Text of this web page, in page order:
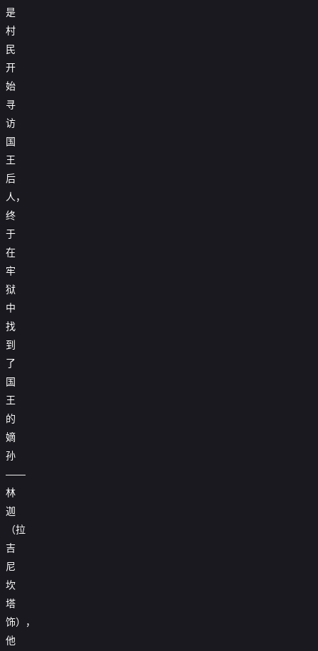
是
村
民
开
始
寻
访
国
王
后
人，
终
于
在
牢
狱
中
找
到
了
国
王
的
嫡
孙
——
林
迦
（拉
吉
尼
坎
塔
饰），
他